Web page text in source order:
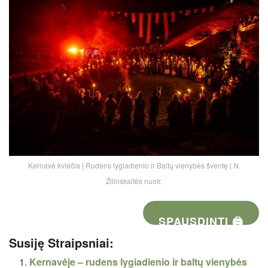
Kernavė kviečia į Rudens lygiadienio ir Baltų vienybės šventę | N.
Žilinskaitės nuotr.
SPAUSDINTI 🖨
Susiję Straipsniai:
Kernavėje – rudens lygiadienio ir baltų vienybės